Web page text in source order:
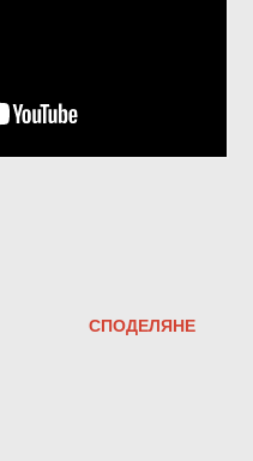
СПОДЕЛЯНЕ